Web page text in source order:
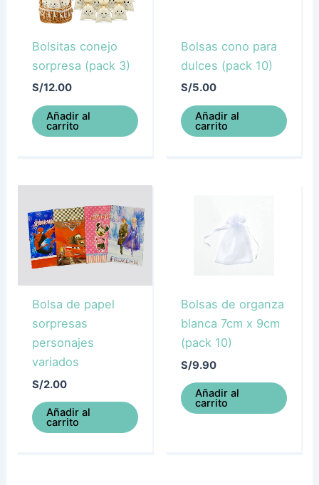
Bolsitas conejo
sorpresa (pack 3)
S/12.00
Añadir al
carrito
Bolsas cono para
dulces (pack 10)
S/5.00
Añadir al
carrito
Bolsa de papel
sorpresas
personajes
variados
S/2.00
Añadir al
carrito
Bolsas de organza
blanca 7cm x 9cm
(pack 10)
S/9.90
Añadir al
carrito